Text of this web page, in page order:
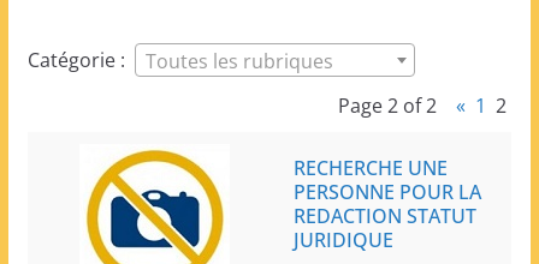
Catégorie :
Toutes les rubriques
Page 2 of 2
« 1 2
RECHERCHE UNE
PERSONNE POUR LA
REDACTION STATUT
JURIDIQUE